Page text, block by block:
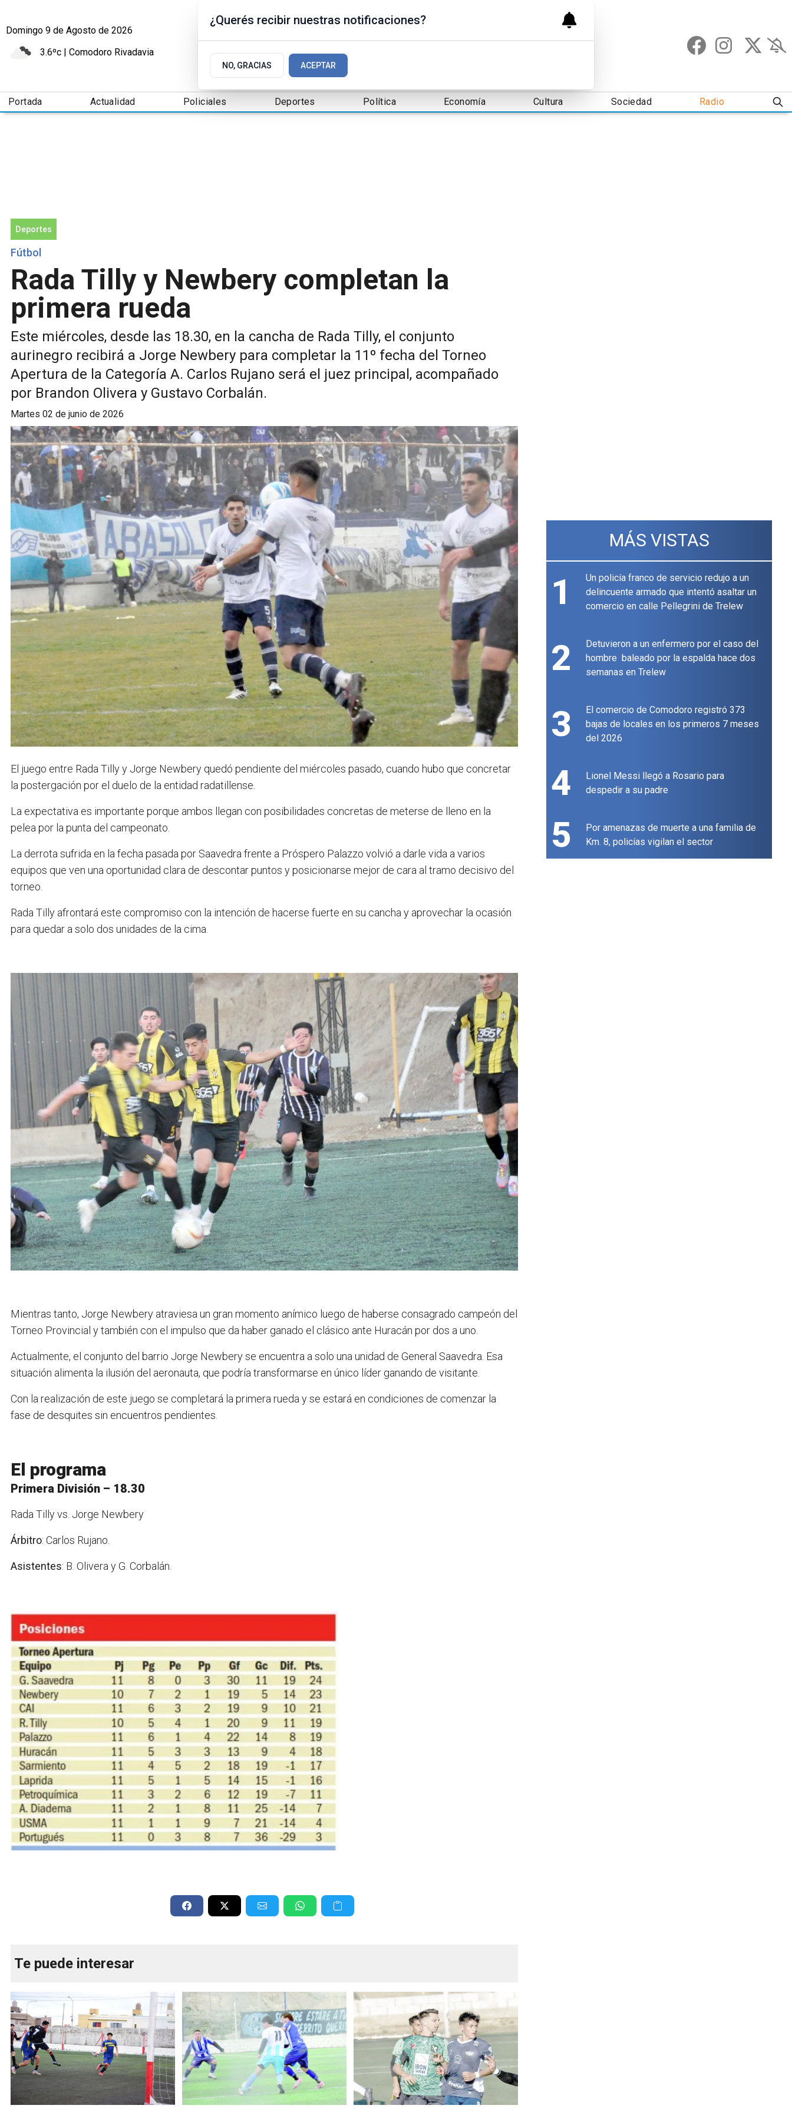
Domingo 9 de Agosto de 2026
3.6ºc | Comodoro Rivadavia
Portada Actualidad Policiales Deportes Política Economía Cultura Sociedad Radio
Deportes
Fútbol
Rada Tilly y Newbery completan la
primera rueda
Este miércoles, desde las 18.30, en la cancha de Rada Tilly, el conjunto
aurinegro recibirá a Jorge Newbery para completar la 11º fecha del Torneo
Apertura de la Categoría A. Carlos Rujano será el juez principal, acompañado
por Brandon Olivera y Gustavo Corbalán.
martes 02 de junio de 2026
El juego entre Rada Tilly y Jorge Newbery quedó pendiente del miércoles pasado, cuando hubo que concretar
la postergación por el duelo de la entidad radatillense.
La expectativa es importante porque ambos llegan con posibilidades concretas de meterse de lleno en la
pelea por la punta del campeonato.
La derrota sufrida en la fecha pasada por Saavedra frente a Próspero Palazzo volvió a darle vida a varios
equipos que ven una oportunidad clara de descontar puntos y posicionarse mejor de cara al tramo decisivo del
torneo.
Rada Tilly afrontará este compromiso con la intención de hacerse fuerte en su cancha y aprovechar la ocasión
para quedar a solo dos unidades de la cima.
Mientras tanto, Jorge Newbery atraviesa un gran momento anímico luego de haberse consagrado campeón del
Torneo Provincial y también con el impulso que da haber ganado el clásico ante Huracán por dos a uno.
Actualmente, el conjunto del barrio Jorge Newbery se encuentra a solo una unidad de General Saavedra. Esa
situación alimenta la ilusión del aeronauta, que podría transformarse en único líder ganando de visitante.
Con la realización de este juego se completará la primera rueda y se estará en condiciones de comenzar la
fase de desquites sin encuentros pendientes.
El programa
Primera División – 18.30
Rada Tilly vs. Jorge Newbery
Árbitro: Carlos Rujano.
Asistentes: B. Olivera y G. Corbalán.
Te puede interesar
MÁS VISTAS
1
Un policía franco de servicio redujo a un
delincuente armado que intentó asaltar un
comercio en calle Pellegrini de Trelew
2
Detuvieron a un enfermero por el caso del
hombre baleado por la espalda hace dos
semanas en Trelew
3
El comercio de Comodoro registró 373
bajas de locales en los primeros 7 meses
del 2026
4
Lionel Messi llegó a Rosario para
despedir a su padre
5
Por amenazas de muerte a una familia de
Km. 8, policías vigilan el sector
¿Querés recibir nuestras notificaciones?
NO, GRACIAS ACEPTAR